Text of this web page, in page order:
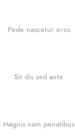
Pede nascetur eros
Sit dis sed ante
Magnis nam penatibus